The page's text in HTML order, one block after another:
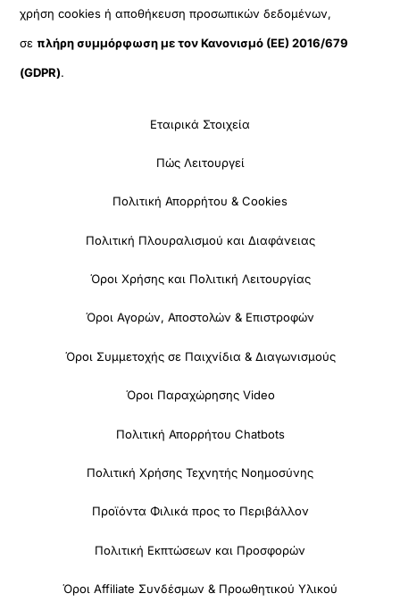
χρήση cookies ή αποθήκευση προσωπικών δεδομένων,
σεπλήρη συμμόρφωση με τον Κανονισμό (ΕΕ) 2016/679
(GDPR).
Εταιρικά Στοιχεία
Πώς Λειτουργεί
Πολιτική Απορρήτου & Cookies
Πολιτική Πλουραλισμού και Διαφάνειας
Όροι Χρήσης και Πολιτική Λειτουργίας
Όροι Αγορών, Αποστολών & Επιστροφών
Όροι Συμμετοχής σε Παιχνίδια & Διαγωνισμούς
Όροι Παραχώρησης Video
Πολιτική Απορρήτου Chatbots
Πολιτική Χρήσης Τεχνητής Νοημοσύνης
Προϊόντα Φιλικά προς το Περιβάλλον
Πολιτική Εκπτώσεων και Προσφορών
Όροι Affiliate Συνδέσμων & Προωθητικού Υλικού